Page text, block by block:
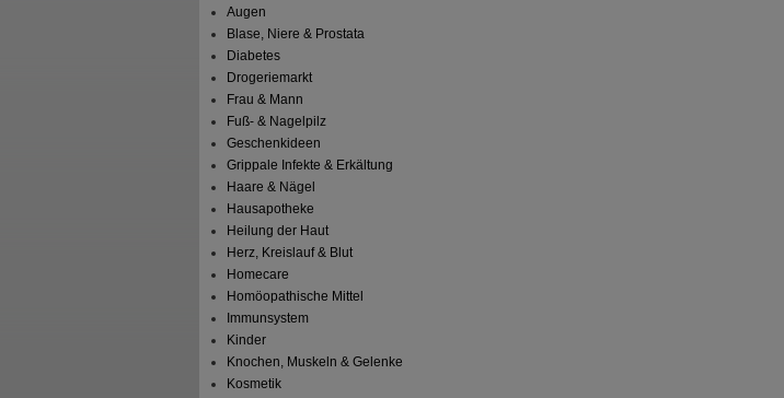
Augen
Blase, Niere & Prostata
Diabetes
Drogeriemarkt
Frau & Mann
Fuß- & Nagelpilz
Geschenkideen
Grippale Infekte & Erkältung
Haare & Nägel
Hausapotheke
Heilung der Haut
Herz, Kreislauf & Blut
Homecare
Homöopathische Mittel
Immunsystem
Kinder
Knochen, Muskeln & Gelenke
Kosmetik